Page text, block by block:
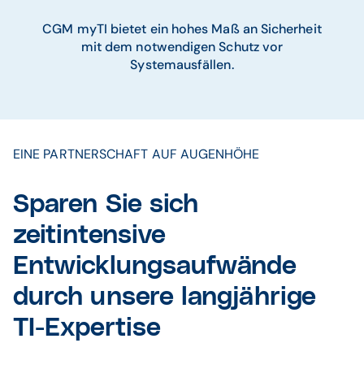
CGM myTI bietet ein hohes Maß an Sicherheit
mit dem notwendigen Schutz vor
Systemausfällen.
EINE PARTNERSCHAFT AUF AUGENHÖHE
Sparen Sie sich
zeitintensive
Entwicklungsaufwände
durch unsere langjährige
TI-Expertise